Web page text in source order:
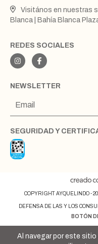
Al navegar por este sitio
Visitános en nuestras
Blanca | Bahía Blanca
REDES SOCIALES
NEWSLETTER
SEGURIDAD Y
COPYRIGHT AYQUELINDO -
DEFENSA DE LAS Y LOS
BOTÓN